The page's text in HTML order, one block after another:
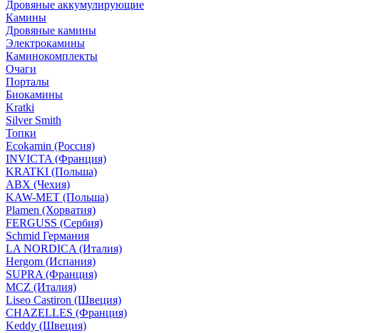
Дровяные аккумулирующие
Камины
Дровяные камины
Электрокамины
Каминокомплекты
Очаги
Порталы
Биокамины
Kratki
Silver Smith
Топки
Ecokamin (Россия)
INVICTA (Франция)
KRATKI (Польша)
ABX (Чехия)
KAW-MET (Польша)
Plamen (Хорватия)
FERGUSS (Сербия)
Schmid Германия
LA NORDICA (Италия)
Hergom (Испания)
SUPRA (Франция)
MCZ (Италия)
Liseo Castiron (Швеция)
CHAZELLES (Франция)
Keddy (Швеция)